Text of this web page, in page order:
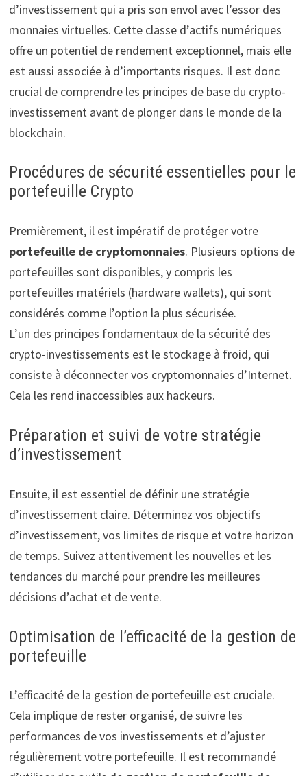
d’investissement qui a pris son envol avec l’essor des
monnaies virtuelles. Cette classe d’actifs numériques
offre un potentiel de rendement exceptionnel, mais elle
est aussi associée à d’importants risques. Il est donc
crucial de comprendre les principes de base du crypto-
investissement avant de plonger dans le monde de la
blockchain.
Procédures de sécurité essentielles pour le
portefeuille Crypto
Premièrement, il est impératif de protéger votre
portefeuille de cryptomonnaies. Plusieurs options de
portefeuilles sont disponibles, y compris les
portefeuilles matériels (hardware wallets), qui sont
considérés comme l’option la plus sécurisée.
L’un des principes fondamentaux de la sécurité des
crypto-investissements est le stockage à froid, qui
consiste à déconnecter vos cryptomonnaies d’Internet.
Cela les rend inaccessibles aux hackeurs.
Préparation et suivi de votre stratégie
d’investissement
Ensuite, il est essentiel de définir une stratégie
d’investissement claire. Déterminez vos objectifs
d’investissement, vos limites de risque et votre horizon
de temps. Suivez attentivement les nouvelles et les
tendances du marché pour prendre les meilleures
décisions d’achat et de vente.
Optimisation de l’efficacité de la gestion de
portefeuille
L’efficacité de la gestion de portefeuille est cruciale.
Cela implique de rester organisé, de suivre les
performances de vos investissements et d’ajuster
régulièrement votre portefeuille. Il est recommandé